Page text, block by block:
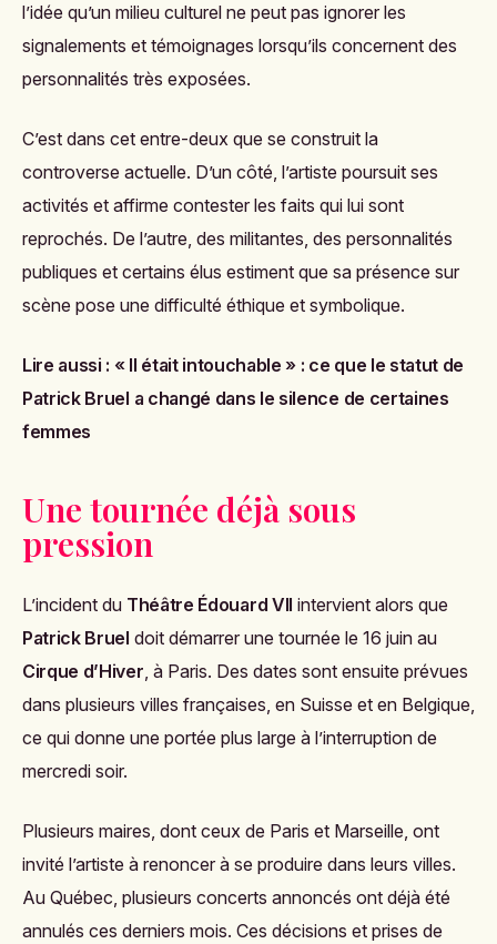
l’idée qu’un milieu culturel ne peut pas ignorer les
signalements et témoignages lorsqu’ils concernent des
personnalités très exposées.
C’est dans cet entre-deux que se construit la
controverse actuelle. D’un côté, l’artiste poursuit ses
activités et affirme contester les faits qui lui sont
reprochés. De l’autre, des militantes, des personnalités
publiques et certains élus estiment que sa présence sur
scène pose une difficulté éthique et symbolique.
Lire aussi : « Il était intouchable » : ce que le statut de
Patrick Bruel a changé dans le silence de certaines
femmes
Une tournée déjà sous
pression
L’incident du Théâtre Édouard VII intervient alors que
Patrick Bruel doit démarrer une tournée le 16 juin au
Cirque d’Hiver, à Paris. Des dates sont ensuite prévues
dans plusieurs villes françaises, en Suisse et en Belgique,
ce qui donne une portée plus large à l’interruption de
mercredi soir.
Plusieurs maires, dont ceux de Paris et Marseille, ont
invité l’artiste à renoncer à se produire dans leurs villes.
Au Québec, plusieurs concerts annoncés ont déjà été
annulés ces derniers mois. Ces décisions et prises de